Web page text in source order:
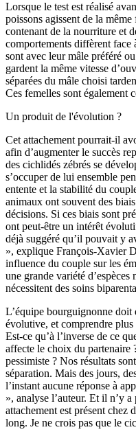
Lorsque le test est réalisé
poissons agissent de la
contenant de la nourriture et
comportements diffèrent face
sont avec leur mâle préféré
gardent la même vitesse
séparées du mâle choisi
Ces femelles sont également
Un produit de l'évolution ?
Cet attachement pourrait-il
afin d’augmenter le succès
des cichlidés zébrés se
s’occuper de lui ensemble
entente et la stabilité du
animaux ont souvent des
décisions. Si ces biais sont
ont peut-être un intérêt
déjà suggéré qu’il pouvait y
», explique François-Xavier
influence du couple sur les
une grande variété
nécessitent des soins
L’équipe bourguignonne doit
évolutive, et comprendre
Est-ce qu’à l’inverse de ce
affecte le choix du partenaire
pessimiste ? Nos résultats
séparation. Mais des jours,
l’instant aucune réponse à
», analyse l’auteur. Et il n’y
attachement est présent chez
long. Je ne crois pas que le